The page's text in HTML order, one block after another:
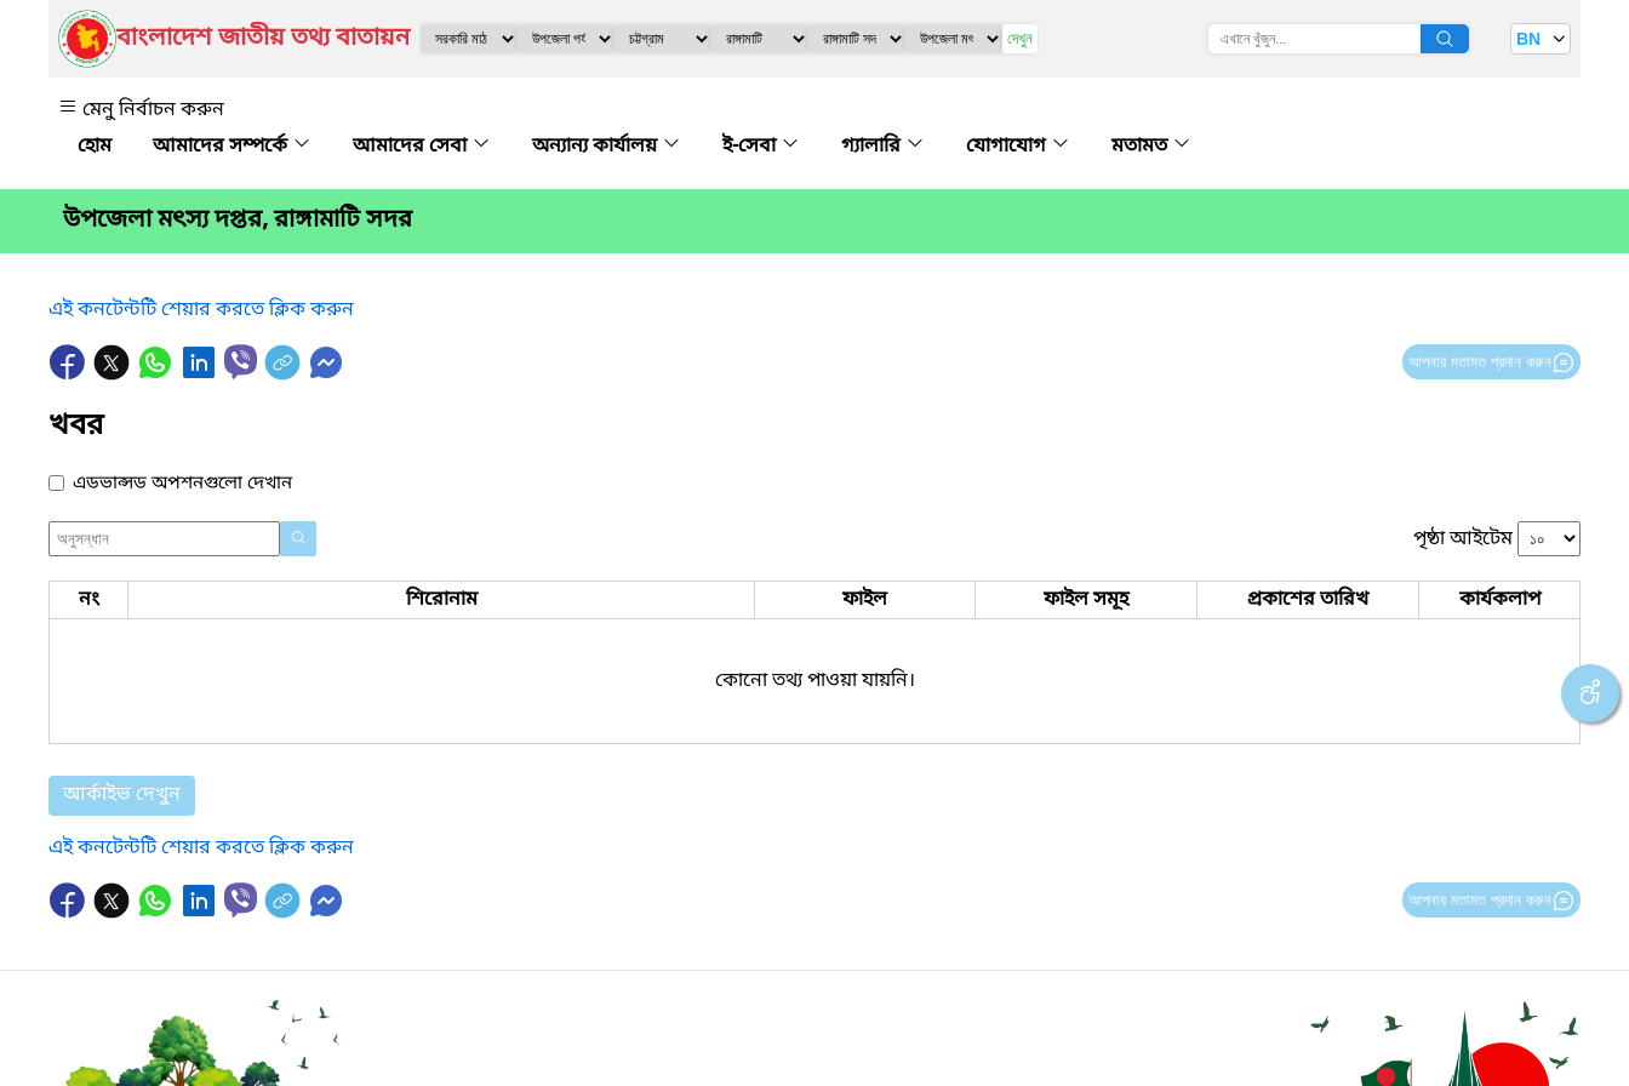
বাংলাদেশ জাতীয় তথ্য বাতায়ন দেখুন BN
মেনু নির্বাচন করুন
আমাদের সম্পর্কে
আমাদের সেবা অন্যান্য কার্যালয় ই-সেবা গ্যালারি যোগাযোগ মতামত
উপজেলা মৎস্য দপ্তর, রাঙ্গামাটি সদর
এই কনটেন্টটি শেয়ার করতে ক্লিক করুন
আপনার মতামত প্রদান করুন
খবর
এডভান্সড অপশনগুলো দেখান
পৃষ্ঠা আইটেম
নং শিরোনাম ফাইল ফাইল সমূহ প্রকাশের তারিখ কার্যকলাপ
কোনো তথ্য পাওয়া যায়নি।
আর্কাইভ দেখুন
এই কনটেন্টটি শেয়ার করতে ক্লিক করুন
আপনার মতামত প্রদান করুন